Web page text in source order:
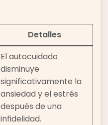
Detalles
El autocuidado
disminuye
significativamente la
ansiedad y el estrés
después de una
infidelidad.